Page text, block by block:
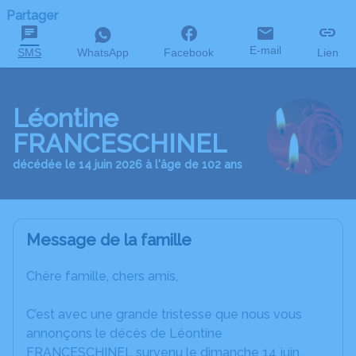
Partager
SMS WhatsApp Facebook E-mail Lien
Léontine
FRANCESCHINEL
décédée le 14 juin 2026 à l'âge de 102 ans
Message de la famille
Chère famille, chers amis,
C’est avec une grande tristesse que nous vous
annonçons le décès de Léontine
FRANCESCHINEL survenu le dimanche 14 juin